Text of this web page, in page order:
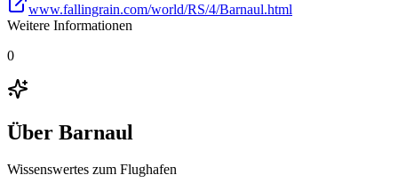
www.fallingrain.com/world/RS/4/Barnaul.html
Weitere Informationen
0
Über Barnaul
Wissenswertes zum Flughafen